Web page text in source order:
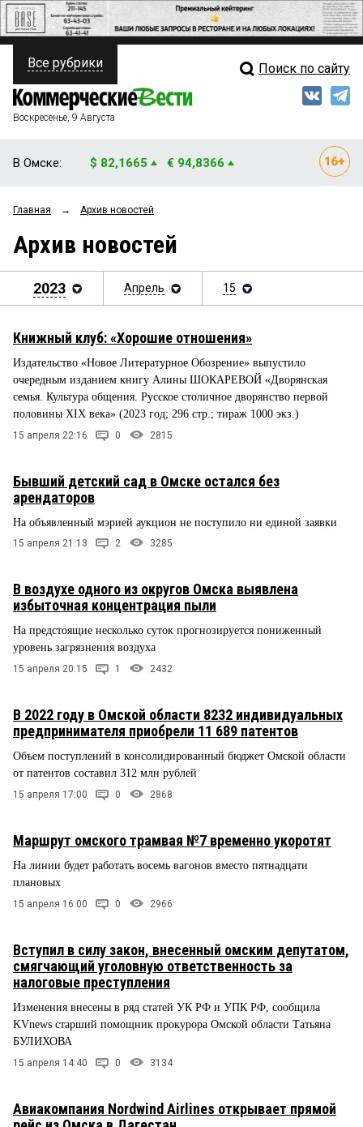
ПОЛИТИКА
ФИНАНСЫ
ОБЩЕСТВО
ЗАКОН
НОВОСТИ КОМПАНИЙ
СТИЛЬ ЖИЗНИ
Свежий выпуск
Блоги
Все рубрики Поиск по сайту
Воскресенье, 9 Августа
В Омске: $ 82,1665 € 94,8366
Главная → Архив новостей
Архив новостей
2023 Апрель 15
Книжный клуб: «Хорошие отношения»
Издательство «Новое Литературное Обозрение» выпустило
очередным изданием книгу Алины ШОКАРЕВОЙ «Дворянская
семья. Культура общения. Русское столичное дворянство первой
половины XIX века» (2023 год; 296 стр.; тираж 1000 экз.)
15 апреля 22:16 0 2815
Бывший детский сад в Омске остался без
арендаторов
На объявленный мэрией аукцион не поступило ни единой заявки
15 апреля 21:13 2 3285
В воздухе одного из округов Омска выявлена
избыточная концентрация пыли
На предстоящие несколько суток прогнозируется пониженный
уровень загрязнения воздуха
15 апреля 20:15 1 2432
В 2022 году в Омской области 8232 индивидуальных
предпринимателя приобрели 11 689 патентов
Объем поступлений в консолидированный бюджет Омской области
от патентов составил 312 млн рублей
15 апреля 17:00 0 2868
Маршрут омского трамвая №7 временно укоротят
На линии будет работать восемь вагонов вместо пятнадцати
плановых
15 апреля 16:00 0 2966
Вступил в силу закон, внесенный омским депутатом,
смягчающий уголовную ответственность за
налоговые преступления
Изменения внесены в ряд статей УК РФ и УПК РФ, сообщила
KVnews старший помощник прокурора Омской области Татьяна
БУЛИХОВА
15 апреля 14:40 0 3134
Авиакомпания Nordwind Airlines открывает прямой